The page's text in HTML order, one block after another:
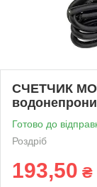
СЧЕТЧИК
Готово до
Роздріб
193,50 ₴